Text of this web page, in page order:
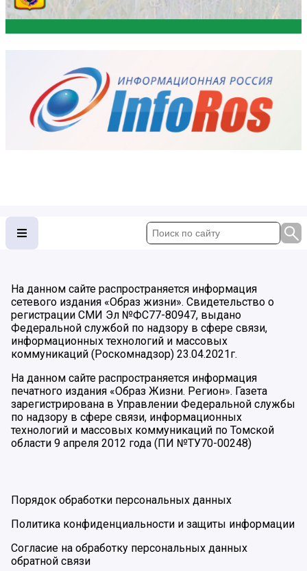
На данном сайте распространяется информация
сетевого издания «Образ жизни». Свидетельство о
регистрации СМИ Эл №ФС77-80947, выдано
Федеральной службой по надзору в сфере связи,
информационных технологий и массовых
коммуникаций (Роскомнадзор) 23.04.2021г.
На данном сайте распространяется информация
печатного издания «Образ Жизни. Регион». Газета
зарегистрирована в Управлении Федеральной службы
по надзору в сфере связи, информационных
технологий и массовых коммуникаций по Томской
области 9 апреля 2012 года (ПИ №ТУ70-00248)
Порядок обработки персональных данных
Политика конфиденциальности и защиты информации
Согласие на обработку персональных данных
обратной связи